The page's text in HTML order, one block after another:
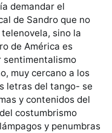
demandar el
de Sandro que no
sino la
de América es
sentimentalismo
muy cercano a los
letras del tango- se
y contenidos del
costumbrismo
y penumbras